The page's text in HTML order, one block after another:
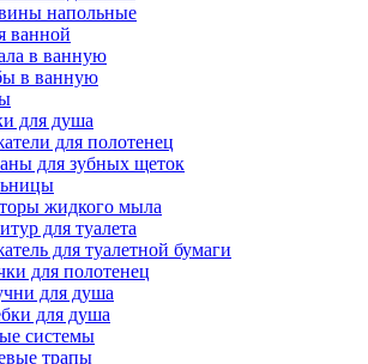
напольные
ванной
в ванную
в ванную
для душа
для полотенец
для зубных щеток
жидкого мыла
для туалета
для туалетной бумаги
для полотенец
для душа
для душа
системы
трапы